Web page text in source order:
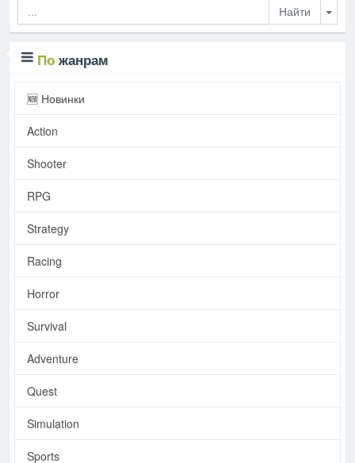
По жанрам
🆕 Новинки
Action
Shooter
RPG
Strategy
Racing
Horror
Survival
Adventure
Quest
Simulation
Sports